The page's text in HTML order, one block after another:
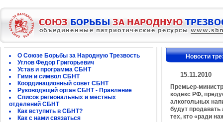
О Союзе Борьбы за Народную Трезвость
Углов Федор Григорьевич
Устав и программа СБНТ
Гимн и символ СБНТ
Координационный совет СБНТ
Руководящий орган СБНТ - Правление
Список региональных и местных
отделений СБНТ
Как вступить в СБНТ?
Как с нами связаться
Новости
15.11.2010
Премьер-
кодекс РФ,
алкогольных
будут
тех, кто «ради